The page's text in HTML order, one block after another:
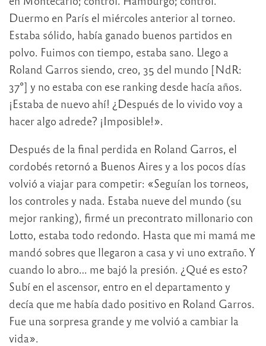
Duermo en París el miércoles anterior al torneo.
Estaba sólido, había ganado buenos partidos en
polvo. Fuimos con tiempo, estaba sano. Llego a
Roland Garros siendo, creo, 35 del mundo [NdR:
37°] y no estaba con ese ranking desde hacía años.
¡Estaba de nuevo ahí! ¿Después de lo vivido voy a
hacer algo adrede? ¡Imposible!».
Después de la final perdida en Roland Garros, el
cordobés retornó a Buenos Aires y a los pocos días
volvió a viajar para competir: «Seguían los torneos,
los controles y nada. Estaba nueve del mundo (su
mejor ranking), firmé un precontrato millonario con
Lotto, estaba todo redondo. Hasta que mi mamá me
mandó sobres que llegaron a casa y vi uno extraño. Y
cuando lo abro… me bajó la presión. ¿Qué es esto?
Subí en el ascensor, entro en el departamento y
decía que me había dado positivo en Roland Garros.
Fue una sorpresa grande y me volvió a cambiar la
vida».